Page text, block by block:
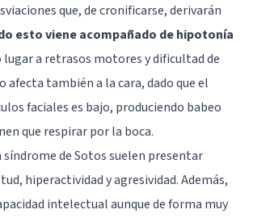
que, de cronificarse, derivarán
esto viene acompañado de hipotonía
lugar a retrasos motores y dificultad de
afecta también a la cara, dado que el
faciales es bajo, produciendo babeo
que respirar por la boca.
síndrome de Sotos suelen presentar
hiperactividad y agresividad. Además,
intelectual aunque de forma muy